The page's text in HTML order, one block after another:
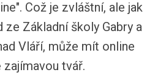
Což je zvláštní, ale jak
ze Základní školy Gabry a
Vláří, může mít online
tvář.